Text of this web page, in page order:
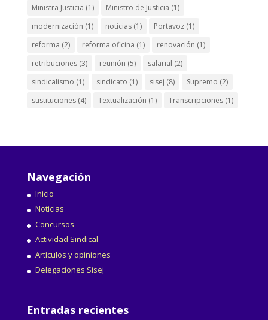
Ministra Justicia (1) Ministro de Justicia (1)
modernización (1) noticias(1) Portavoz(1)
reforma (2) reforma oficina (1) renovación (1)
retribuciones(3) reunión (5) salarial (2)
sindicalismo (1) sindicato (1) sisej (8) Supremo (2)
sustituciones(4) Textualización (1) Transcripciones(1)
Navegación
Inicio
Noticias
Concursos
Actividad Sindical
Artículos y opiniones
Delegaciones Sisej
Entradas recientes